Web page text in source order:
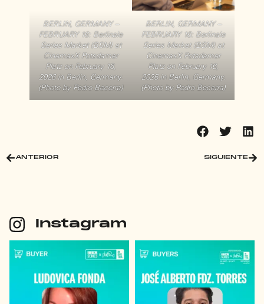
BERLIN, GERMANY –
FEBRUARY 16: Berlinale
Series Market (BSM) at
CinemaxX Potsdamer
Platz on February 16,
2026 in Berlin, Germany.
(Photo by Pedro Becerra)
BERLIN, GERMANY –
FEBRUARY 16: Berlinale
Series Market (BSM) at
CinemaxX Potsdamer
Platz on February 16,
2026 in Berlin, Germany.
(Photo by Pedro Becerra)
ANTERIOR SIGUIENTE
Instagram